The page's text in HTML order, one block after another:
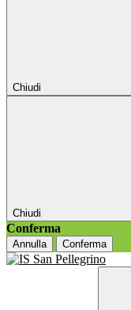
Chiudi
Chiudi
Conferma
Annulla Conferma